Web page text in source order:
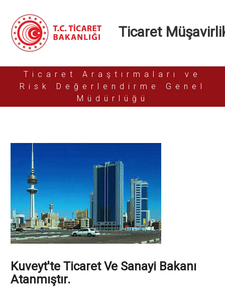
Ticaret
Ticaret Araştırmaları ve
Risk Değerlendirme Genel
Müdürlüğü
Kuveyt'te Ticaret Ve Sanayi Bakanı
Atanmıştır.